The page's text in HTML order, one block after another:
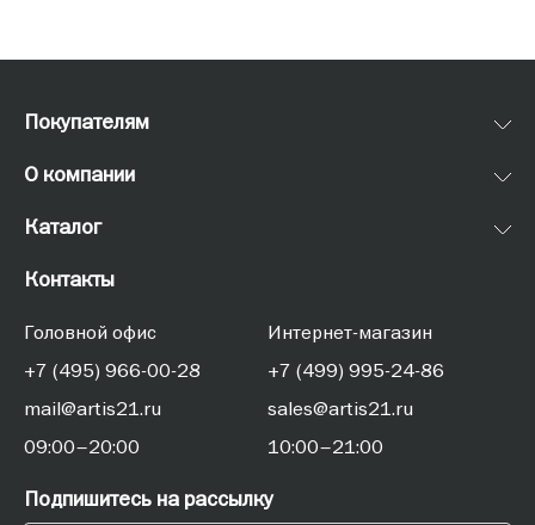
Покупателям
О компании
Каталог
Контакты
Головной офис
+7 (495) 966-00-28
mail@artis21.ru
09:00–20:00
Интернет-магазин
+7 (499) 995-24-86
sales@artis21.ru
10:00–21:00
Подпишитесь на рассылку